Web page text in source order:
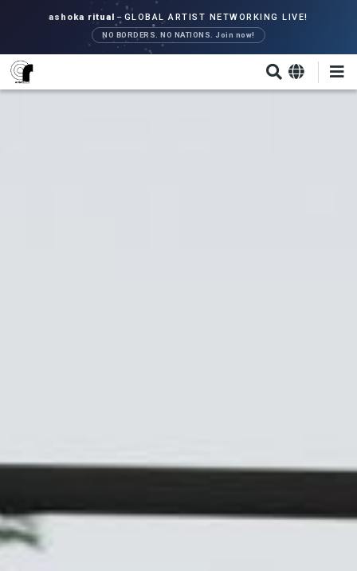
zum
Inhalt
ashoka ritual – GLOBAL ARTIST NETWORKING LIVE!
NO BORDERS. NO NATIONS. Join now!